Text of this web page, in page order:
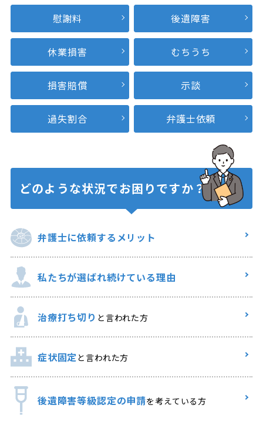
慰謝料 後遺障害
休業損害 むちうち
損害賠償 示談
過失割合 弁護士依頼
どのような状況でお困りですか？
弁護士に依頼するメリット
私たちが選ばれ続けている理由
治療打ち切り と言われた方
症状固定 と言われた方
後遺障害等級認定の申請を考えている方